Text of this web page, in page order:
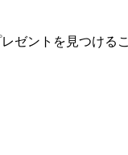
ゼントを見つけるこ